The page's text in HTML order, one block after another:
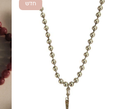
משלוחים לכל העולם באמצעות DHL בעלות של 180 ש”ח
חדש